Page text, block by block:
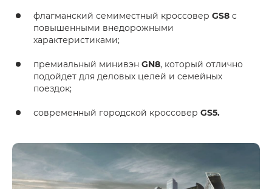
флагманский семиместный кроссовер GS8 с
повышенными внедорожными
характеристиками;
премиальный минивэн GN8, который отлично
подойдет для деловых целей и семейных
поездок;
современный городской кроссовер GS5.